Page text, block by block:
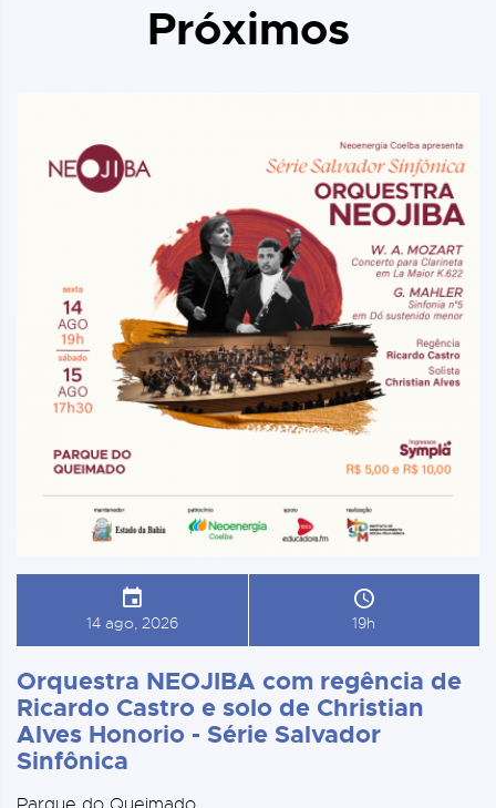
Próximos
14 ago, 2026 19h
Orquestra NEOJIBA com regência de
Ricardo Castro e solo de Christian
Alves Honorio - Série Salvador
Sinfônica